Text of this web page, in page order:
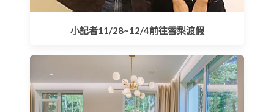
小記者11/28~12/4前往雪梨渡假